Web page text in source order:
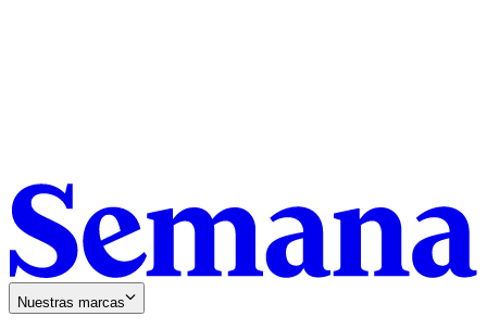
Nuestras marcas